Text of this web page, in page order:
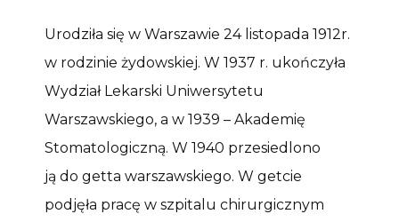
Urodziła się w Warszawie 24 listopada 1912r.
w rodzinie żydowskiej. W 1937 r. ukończyła
Wydział Lekarski Uniwersytetu
Warszawskiego, a w 1939 – Akademię
Stomatologiczną. W 1940 przesiedlono
ją do getta warszawskiego. W getcie
podjęła pracę w szpitalu chirurgicznym